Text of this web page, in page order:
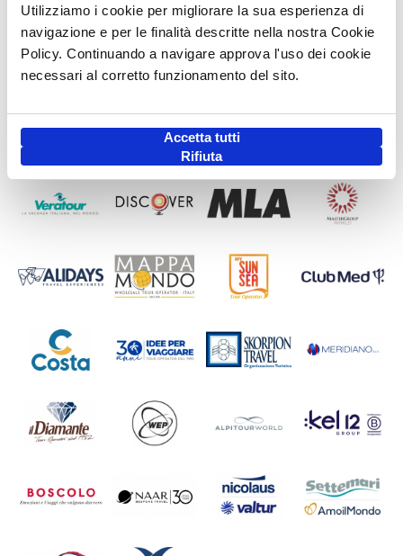
Utilizziamo i cookie per migliorare la sua esperienza di
navigazione e per le finalità descritte nella nostra Cookie
Policy. Continuando a navigare approva l'uso dei cookie
necessari al corretto funzionamento del sito.
Accetta tutti
Rifiuta